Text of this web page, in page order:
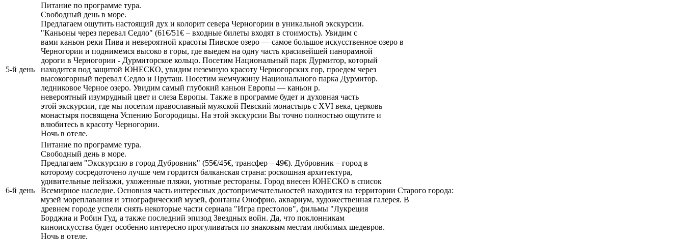
5-й день
Питание по программе тура.
Свободный день в море.
Предлагаем ощутить настоящий дух и колорит севера Черногории в уникальной экскурсии.
"Каньоны через перевал Седло" (61€/51€ – входные билеты входят в стоимость). Увидим с
вами каньон реки Пива и невероятной красоты Пивское озеро — самое большое искусственное озеро в
Черногории и поднимемся высоко в горы, где выедем на одну часть красивейшей панорамной
дороги в Черногории - Дурмиторское кольцо. Посетим Национальный парк Дурмитор, который
находится под защитой ЮНЕСКО, увидим неземную красоту Черногорских гор, проедем через
высокогорный перевал Седло и Пруташ. Посетим жемчужину Национального парка Дурмитор.
ледниковое Черное озеро. Увидим самый глубокий каньон Европы — каньон р.
невероятный изумрудный цвет и слеза Европы. Также в программе будет и духовная часть
этой экскурсии, где мы посетим православный мужской Певский монастырь с XVI века, церковь
монастыря посвящена Успению Богородицы. На этой экскурсии Вы точно полностью ощутите и
влюбитесь в красоту Черногории.
Ночь в отеле.
6-й день
Питание по программе тура.
Свободный день в море.
Предлагаем "Экскурсию в город Дубровник" (55€/45€, трансфер – 49€). Дубровник – город в
которому сосредоточено лучше чем гордится балканская страна: роскошная архитектура,
удивительные пейзажи, ухоженные пляжи, уютные рестораны. Город внесен ЮНЕСКО в список
Всемирное наследие. Основная часть интересных достопримечательностей находится на территории Старого города:
музей мореплавания и этнографический музей, фонтаны Онофрио, аквариум, художественная галерея. В
древнем городе успели снять некоторые части сериала "Игра престолов", фильмы "Лукреция
Борджиа и Робин Гуд, а также последний эпизод Звездных войн. Да, что поклонникам
киноискусства будет особенно интересно прогуливаться по знаковым местам любимых шедевров.
Ночь в отеле.